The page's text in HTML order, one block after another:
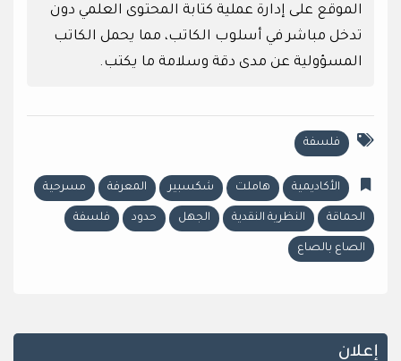
الموقع على إدارة عملية كتابة المحتوى العلمي دون
تدخل مباشر في أسلوب الكاتب، مما يحمل الكاتب
المسؤولية عن مدى دقة وسلامة ما يكتب.
فلسفة
الأكاديمية هاملت شكسبير المعرفة مسرحية
الحماقة النظرية النقدية الجهل حدود فلسفة
الصاع بالصاع
إعلان